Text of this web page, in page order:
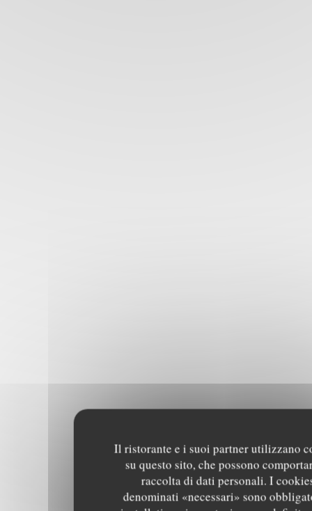
Il ristorante e i suoi partner utilizzano
su questo sito, che possono
raccolta di dati personali. I
denominati «necessari» sono